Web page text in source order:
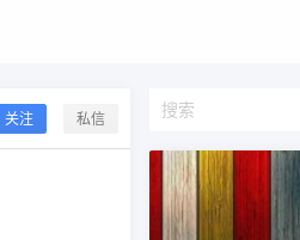
关注 私信